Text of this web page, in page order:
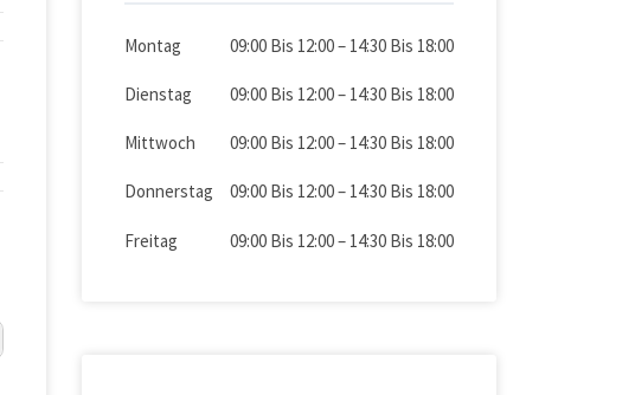
Montag 09:00 Bis 12:00– 14:30 Bis 18:00
Dienstag 09:00 Bis 12:00– 14:30 Bis 18:00
Mittwoch 09:00 Bis 12:00– 14:30 Bis 18:00
Donnerstag 09:00 Bis 12:00– 14:30 Bis 18:00
Freitag 09:00 Bis 12:00– 14:30 Bis 18:00